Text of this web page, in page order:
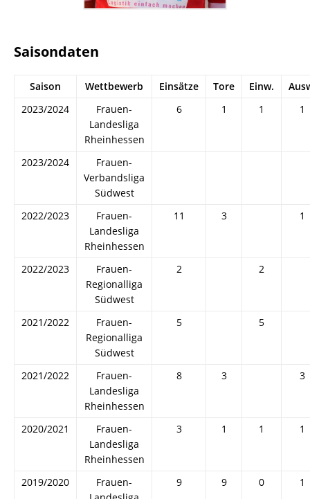
Saisondaten
Saison Wettbewerb Einsätze Tore Einw.
2023/2024
Frauen-
Landesliga
Rheinhessen
6 1 1 1
2023/2024
Frauen-
Verbandsliga
Südwest
2022/2023
Frauen-
Landesliga
Rheinhessen
11 3 1
2022/2023
Frauen-
Regionalliga
Südwest
2 2
2021/2022
Frauen-
Regionalliga
Südwest
5 5
2021/2022
Frauen-
Landesliga
Rheinhessen
8 3 3
2020/2021
Frauen-
Landesliga
Rheinhessen
3 1 1 1
2019/2020
Frauen-
9 9 0 1